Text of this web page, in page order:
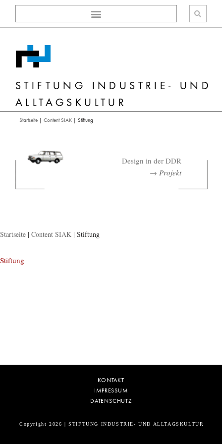
Zum
springen
STIFTUNG INDUSTRIE- UND
ALLTAGSKULTUR
Startseite| Content SIAK| Stiftung
Design in der DDR
→ Projekt
Startseite | Content SIAK | Stiftung
Stiftung
KONTAKT
IMPRESSUM
DATENSCHUTZ
Copyright 2026 | STIFTUNG INDUSTRIE- UND ALLTAGSKULTUR